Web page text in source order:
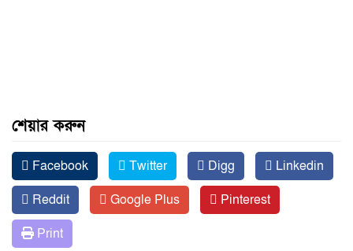
শেয়ার করুন
Facebook Twitter Digg
Linkedin
Reddit
Google Plus
Pinterest
Print